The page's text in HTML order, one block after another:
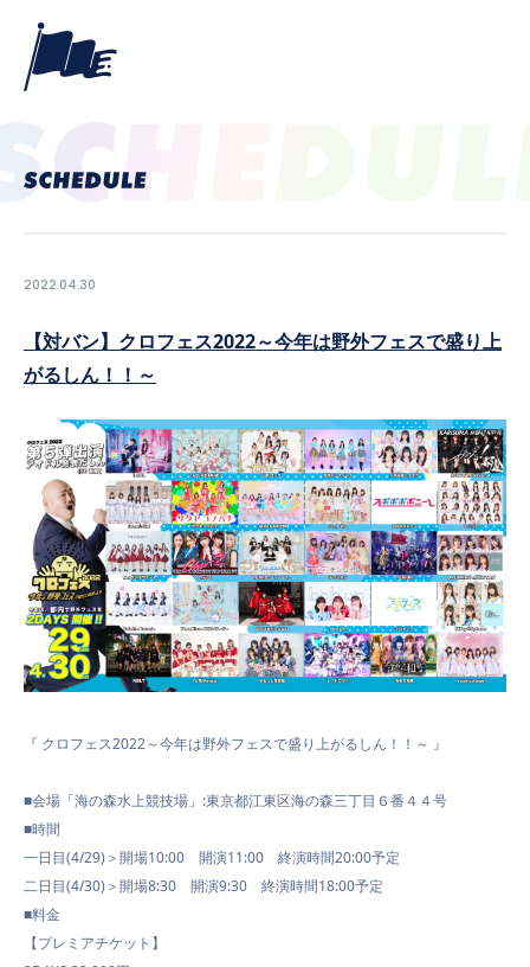
PROFILE
NEWS
SCHEDULE
CONTACT
2022.04.30
【対バン】クロフェス2022～今年は野外フェスで盛り上
がるしん！！～
『 クロフェス2022～今年は野外フェスで盛り上がるしん！！～ 』
■会場 「海の森水上競技場」 :東京都江東区海の森三丁目６番４４号
■時間
一日目(4/29)＞開場10:00 開演11:00 終演時間20:00予定
二日目(4/30)＞開場8:30 開演9:30 終演時間18:00予定
■料金
【プレミアチケット】